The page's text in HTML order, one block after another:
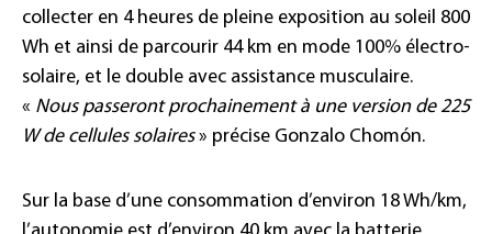
collecter en 4 heures de pleine exposition au soleil 800
Wh et ainsi de parcourir 44 km en mode 100% électro-
solaire, et le double avec assistance musculaire.
« Nous passeront prochainement à une version de 225
W de cellules solaires» précise Gonzalo Chomón.
Sur la base d’une consommation d’environ 18 Wh/km,